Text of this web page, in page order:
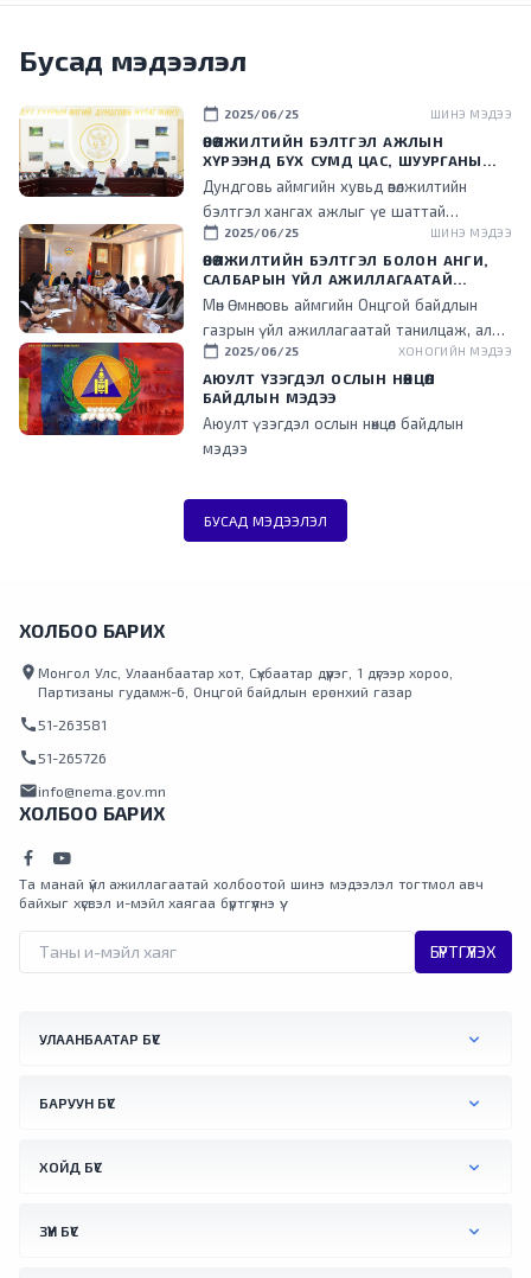
Бусад мэдээлэл
calendar_today 2025/06/25 ШИНЭ МЭДЭЭ
ӨВӨЛЖИЛТИЙН БЭЛТГЭЛ АЖЛЫН
ХҮРЭЭНД БҮХ СУМД ЦАС, ШУУРГАНЫ
ҮЕД ЗАМ НЭЭХ ЗОРИУЛАЛТЫН
ТЕХНИКТЭЙ БОЛСОН БАЙНА
Дундговь аймгийн хувьд өвөлжилтийн
бэлтгэл хангах ажлыг үе шаттай
хэрэгжүүлж, өвс, тэжээлийн аюулгүйн нөөц
бүрдүүлэх, улсын нөөцийн тэжээлийг татан
авах, өвлийн улиралд ашиглах техник,
тоног төхөөрөмжийн бэлэн байдлыг хангахад
анхаарч байна.
calendar_today 2025/06/25 ШИНЭ МЭДЭЭ
ӨВӨЛЖИЛТИЙН БЭЛТГЭЛ БОЛОН АНГИ,
САЛБАРЫН ҮЙЛ АЖИЛЛАГААТАЙ
ТАНИЛЦЛАА
Мөн Өмнөговь аймгийн Онцгой байдлын
газрын үйл ажиллагаатай танилцаж, алба
хаагчидтай уулзан, гал түймэр унтраах,
аврах ажиллагаанд ашиглаж байгаа
техник, тоног төхөөрөмжийн бэлэн байдалта
танилцаж, мэдээлэл солилцлоо.
calendar_today 2025/06/25 ХОНОГИЙН МЭДЭЭ
АЮУЛТ ҮЗЭГДЭЛ ОСЛЫН НӨХЦӨЛ
БАЙДЛЫН МЭДЭЭ
Аюулт үзэгдэл ослын нөхцөл байдлын
мэдээ
БУСАД МЭДЭЭЛЭЛ
ХОЛБОО БАРИХ
location_on Монгол Улс, Улаанбаатар хот, Сүхбаатар дүүрэг, 1 дүгээр хороо,
Партизаны гудамж-6, Онцгой байдлын ерөнхий газар
call 51-263581
call 51-265726
mailinfo@nema.gov.mn
ХОЛБОО БАРИХ
Та манай үйл ажиллагаатай холбоотой шинэ мэдээлэл тогтмол авч
байхыг хүсвэл и-мэйл хаягаа бүртгүүлнэ үү.
БҮРТГҮҮЛЭХ
УЛААНБААТАР БҮС
БАРУУН БҮС
ХОЙД БҮС
ЗҮҮН БҮС